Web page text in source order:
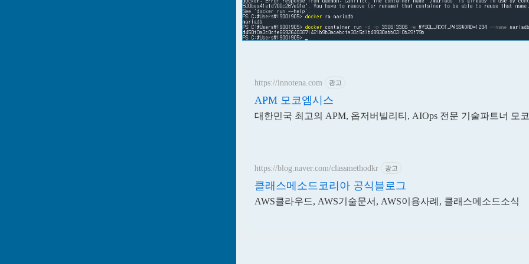
https://innotena.com 광고
APM 모코엠시스
대한민국 최고의 APM, 옵저버빌리티, AIOps 전문 기술파트너 모
https://blog.naver.com/classmethodkr 광고
클래스메소드코리아 공식블로그
AWS클라우드, AWS기술문서, AWS이용사례, 클래스메소드소식